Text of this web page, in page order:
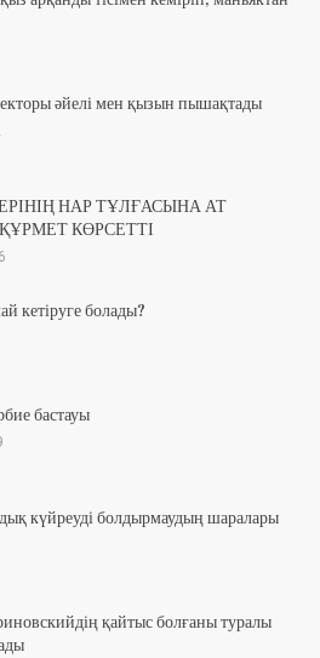
әйелі мен қызын пышақтады
НАР ТҰЛҒАСЫНА АТ
ҚҰРМЕТ КӨРСЕТТІ
кетіруге болады?
бастауы
күйреуді болдырмаудың шаралары
қайтыс болғаны туралы